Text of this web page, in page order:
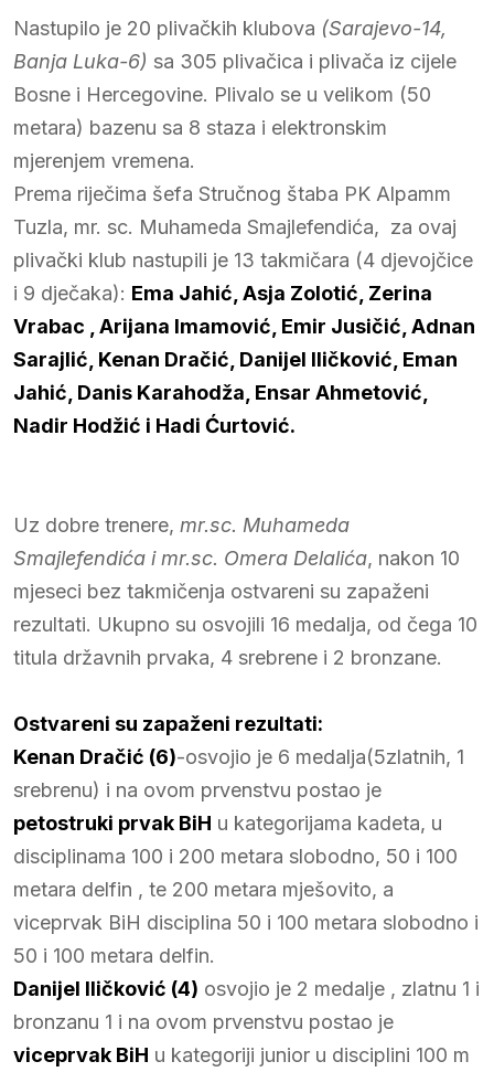
Nastupilo je 20 plivačkih klubova (Sarajevo-14,
Banja Luka-6) sa 305 plivačica i plivača iz cijele
Bosne i Hercegovine. Plivalo se u velikom (50
metara) bazenu sa 8 staza i elektronskim
mjerenjem vremena.
Prema riječima šefa Stručnog štaba PK Alpamm
Tuzla, mr. sc. Muhameda Smajlefendića, za ovaj
plivački klub nastupili je 13 takmičara (4 djevojčice
i 9 dječaka): Ema Jahić, Asja Zolotić, Zerina
Vrabac , Arijana Imamović, Emir Jusičić, Adnan
Sarajlić, Kenan Dračić, Danijel Iličković, Eman
Jahić, Danis Karahodža, Ensar Ahmetović,
Nadir Hodžić i Hadi Ćurtović.
Uz dobre trenere, mr.sc. Muhameda
Smajlefendića i mr.sc. Omera Delalića, nakon 10
mjeseci bez takmičenja ostvareni su zapaženi
rezultati. Ukupno su osvojili 16 medalja, od čega 10
titula državnih prvaka, 4 srebrene i 2 bronzane.
Ostvareni su zapaženi rezultati:
Kenan Dračić (6)-osvojio je 6 medalja(5zlatnih, 1
srebrenu) i na ovom prvenstvu postao je
petostruki prvak BiH u kategorijama kadeta, u
disciplinama 100 i 200 metara slobodno, 50 i 100
metara delfin , te 200 metara mješovito, a
viceprvak BiH disciplina 50 i 100 metara slobodno i
50 i 100 metara delfin.
Danijel Iličković (4) osvojio je 2 medalje , zlatnu 1 i
bronzanu 1 i na ovom prvenstvu postao je
viceprvak BiH u kategoriji junior u disciplini 100 m